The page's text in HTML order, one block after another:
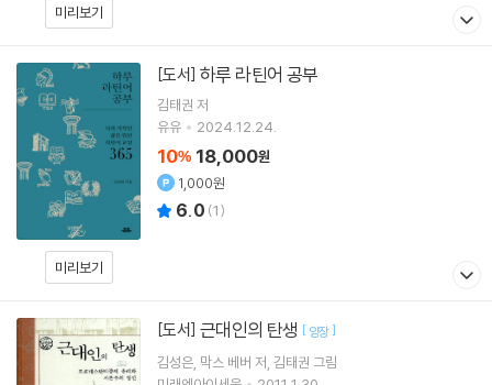
미리보기
미리보기
[도서] 하루 라틴어 공부
김태권 저
유유
2024.12.24.
10% 18,000원
1,000원
6.0 (1)
[도서] 근대인의 탄생 [ 양장]
김성은 막스 베버 저 김태권 그림